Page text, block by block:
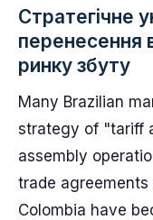
Стратегічне
перенесення
ринку збуту
Many Brazilian
strategy of "tariff
assembly
trade agreements
Colombia have